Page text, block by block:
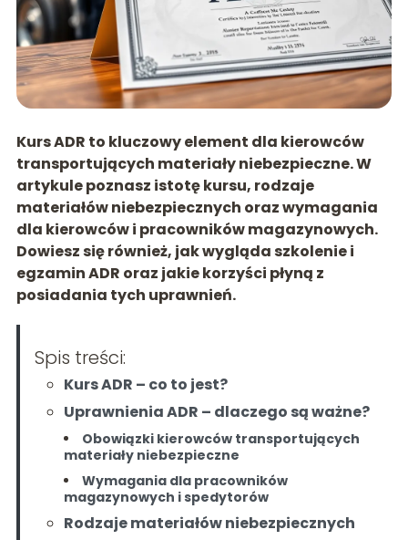
Kurs ADR to kluczowy element dla kierowców
transportujących materiały niebezpieczne. W
artykule poznasz istotę kursu, rodzaje
materiałów niebezpiecznych oraz wymagania
dla kierowców i pracowników magazynowych.
Dowiesz się również, jak wygląda szkolenie i
egzamin ADR oraz jakie korzyści płyną z
posiadania tych uprawnień.
Spis treści:
Kurs ADR – co to jest?
Uprawnienia ADR – dlaczego są ważne?
Obowiązki kierowców transportujących
materiały niebezpieczne
Wymagania dla pracowników
magazynowych i spedytorów
Rodzaje materiałów niebezpiecznych